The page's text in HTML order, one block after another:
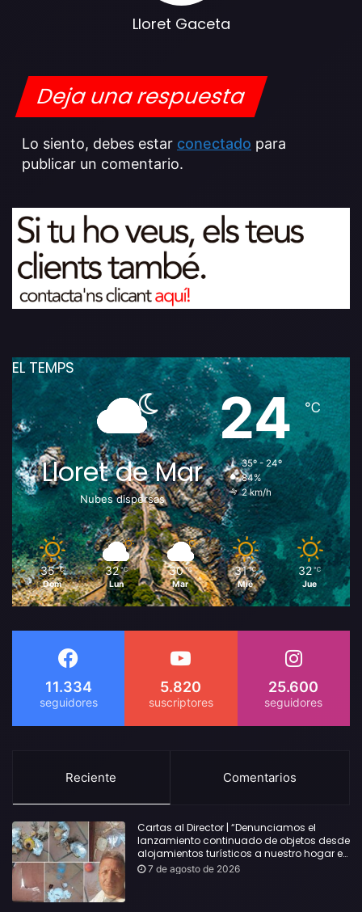
Lloret Gaceta
Deja una respuesta
Lo siento, debes estar conectado para
publicar un comentario.
EL TEMPS
Lloret de Mar
Nubes dispersas
24℃
35º - 24º
84%
2 km/h
35 ℃
Dom
32 ℃
Lun
30 ℃
Mar
31 ℃
Mié
32 ℃
Jue
11.334 5.820 25.600
Reciente Comentarios
Cartas al Director | “Denunciamos el
lanzamiento continuado de objetos desde
alojamientos turísticos a nuestro hogar en
Lloret: Podría haber causado una
7 de agosto de 2026